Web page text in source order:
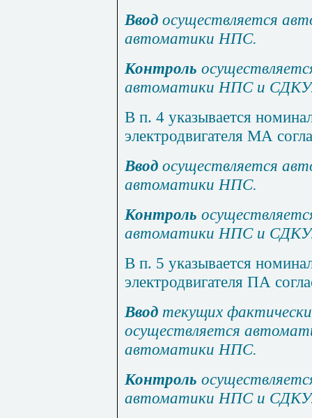
Ввод осуществляется
автоматики НПС.
Контроль
автоматики НПС и СДК
В п. 4 указывается
электродвигателя МА
Ввод осуществляется
автоматики НПС.
Контроль
автоматики НПС и
В п. 5 указывается
электродвигателя ПА
Ввод текущих
осуществляется
автоматики НПС.
Контроль
автоматики НПС и